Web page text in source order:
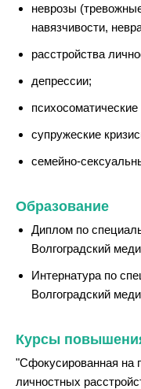
неврозы
навязчивости,
расстройства
депрессии;
психосоматические
супружеские
семейно-
Образование
Диплом по
Волгоградский
Интернатура по
Волгоградский
Курсы
"Сфокусированная на
личностных